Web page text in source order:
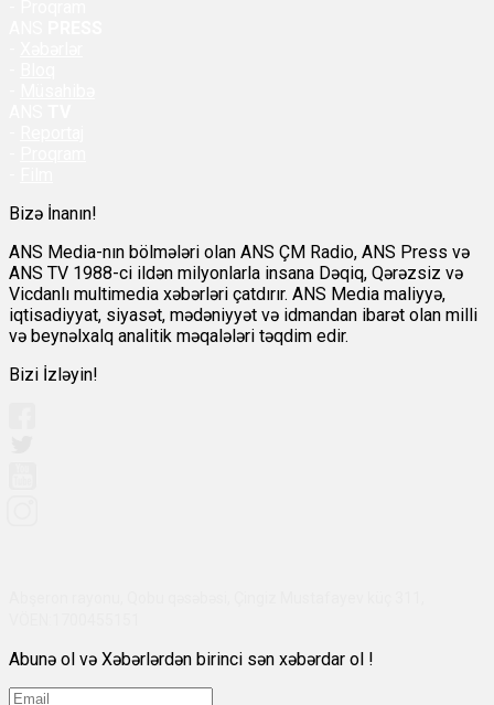
Bizə İnanın!
ANS Media-nın bölmələri olan ANS ÇM Radio, ANS Press və
ANS TV 1988-ci ildən milyonlarla insana Dəqiq, Qərəzsiz və
Vicdanlı multimedia xəbərləri çatdırır. ANS Media maliyyə,
iqtisadiyyat, siyasət, mədəniyyət və idmandan ibarət olan milli
və beynəlxalq analitik məqalələri təqdim edir.
Bizi İzləyin!
Abunə ol və Xəbərlərdən birinci sən xəbərdar ol !